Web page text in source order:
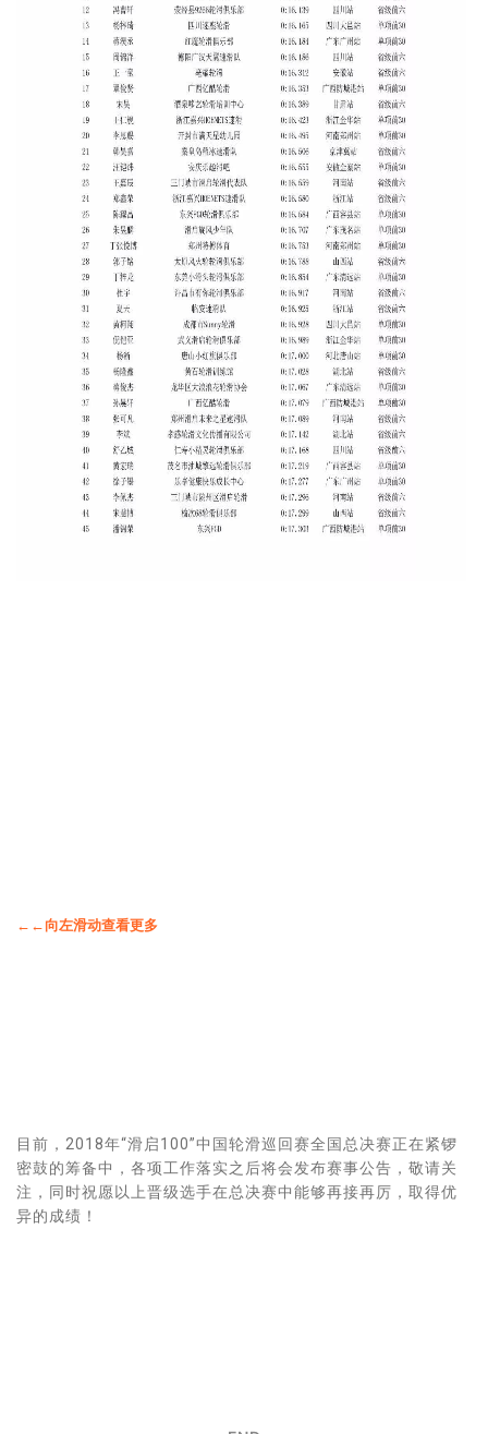
←←向左滑动查看更多
目前，2018年“滑启100”中国轮滑巡回赛全国总决赛正在紧锣
密鼓的筹备中，各项工作落实之后将会发布赛事公告，敬请关
注，同时祝愿以上晋级选手在总决赛中能够再接再厉，取得优
异的成绩！